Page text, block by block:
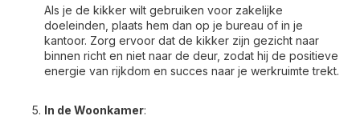
Als je de kikker wilt gebruiken voor zakelijke
doeleinden, plaats hem dan op je bureau of in je
kantoor. Zorg ervoor dat de kikker zijn gezicht naar
binnen richt en niet naar de deur, zodat hij de positieve
energie van rijkdom en succes naar je werkruimte trekt.
In de Woonkamer: